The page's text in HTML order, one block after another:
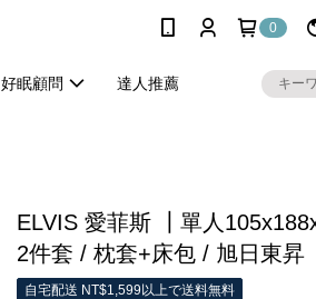
0
好眠顧問 達人推薦
ELVIS 愛菲斯 ┃單人
2件套 / 枕套+床包 / 旭日東昇
自宅配送 NT$1,599以上で送料無料